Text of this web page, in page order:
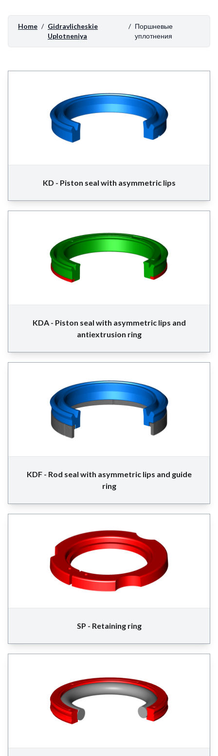
Home / Gidravlicheskie
Uplotneniya
/ Поршневые
уплотнения
KD - Piston seal with asymmetric lips
KDA - Piston seal with asymmetric lips and
antiextrusion ring
KDF - Rod seal with asymmetric lips and guide
ring
SP - Retaining ring